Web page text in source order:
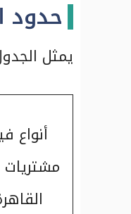
حدود
يمثل
أنواع